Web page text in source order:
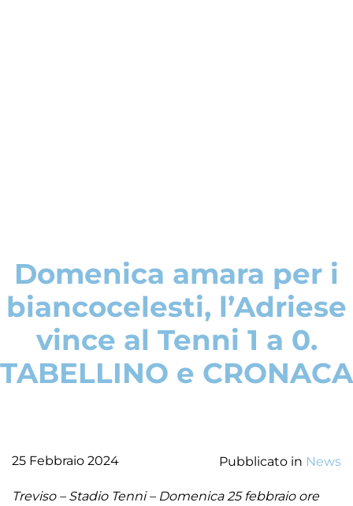
Domenica amara per i
biancocelesti, l’Adriese
vince al Tenni 1 a 0.
TABELLINO e CRONACA
25 Febbraio 2024 Pubblicato in News
Treviso – Stadio Tenni – Domenica 25 febbraio ore